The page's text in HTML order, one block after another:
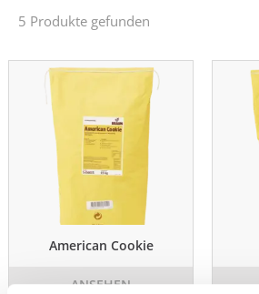
5 Produkte gefunden
American Cookie
ANSEHEN